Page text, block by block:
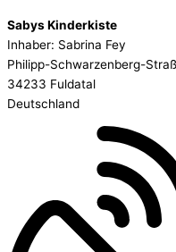
Sabys Kinderkiste
Inhaber: Sabrina Fey
Philipp-Schwarzenberg-
34233 Fuldatal
Deutschland